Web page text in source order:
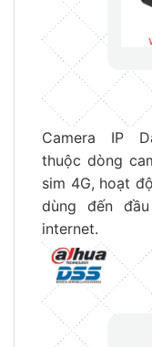
Camera IP
thuộc dòng
sim 4G, hoạt
dùng đến
internet.